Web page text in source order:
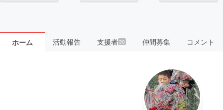
ホーム 活動報告 支援者30 仲間募集 コメント